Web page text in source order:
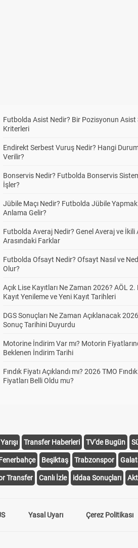
Futbolda Asist Nedir? Bir Pozisyonun Asist
Kriterleri
Endirekt Serbest Vuruş Nedir? Hangi
Verilir?
Bonservis Nedir? Futbolda Bonservis
İşler?
Jübile Maçı Nedir? Futbolda Jübile
Anlama Gelir?
Futbolda Averaj Nedir? Genel Averaj ve İkili
Arasındaki Farklar
Futbolda Ofsayt Nedir? Ofsayt Nasıl ve
Olur?
Açık Lise Kayıtları Ne Zaman 2026? AÖL 2.
Kayıt Yenileme ve Yeni Kayıt Tarihleri
DGS Sonuçları Ne Zaman Açıklanacak
Sonuç Tarihini Duyurdu
Motorine İndirim Var mı? Motorin
Beklenen İndirim Tarihi
Fındık Fiyatı Açıklandı mı? 2026 TMO
Fiyatları Belli Oldu mu?
Transfer Haberleri TV'de Bugün
Beşiktaş Trabzonspor
Transfer Canlı İzle iddaa Sonuçları
Yasal Uyarı Çerez Politikası